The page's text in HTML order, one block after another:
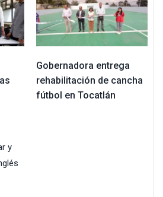
Gobernadora entrega
rehabilitación de cancha
fútbol en Tocatlán